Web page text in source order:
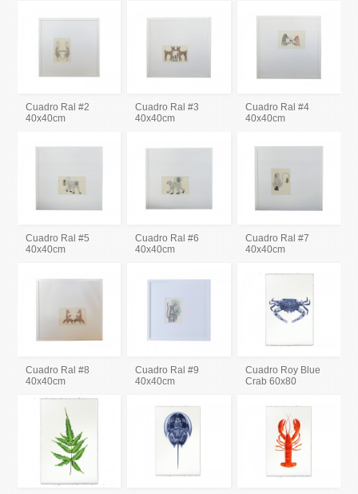
Cuadro Ral #2
40x40cm
Cuadro Ral #3
40x40cm
Cuadro Ral #4
40x40cm
Cuadro Ral #5
40x40cm
Cuadro Ral #6
40x40cm
Cuadro Ral #7
40x40cm
Cuadro Ral #8
40x40cm
Cuadro Ral #9
40x40cm
Cuadro Roy Blue
Crab 60x80